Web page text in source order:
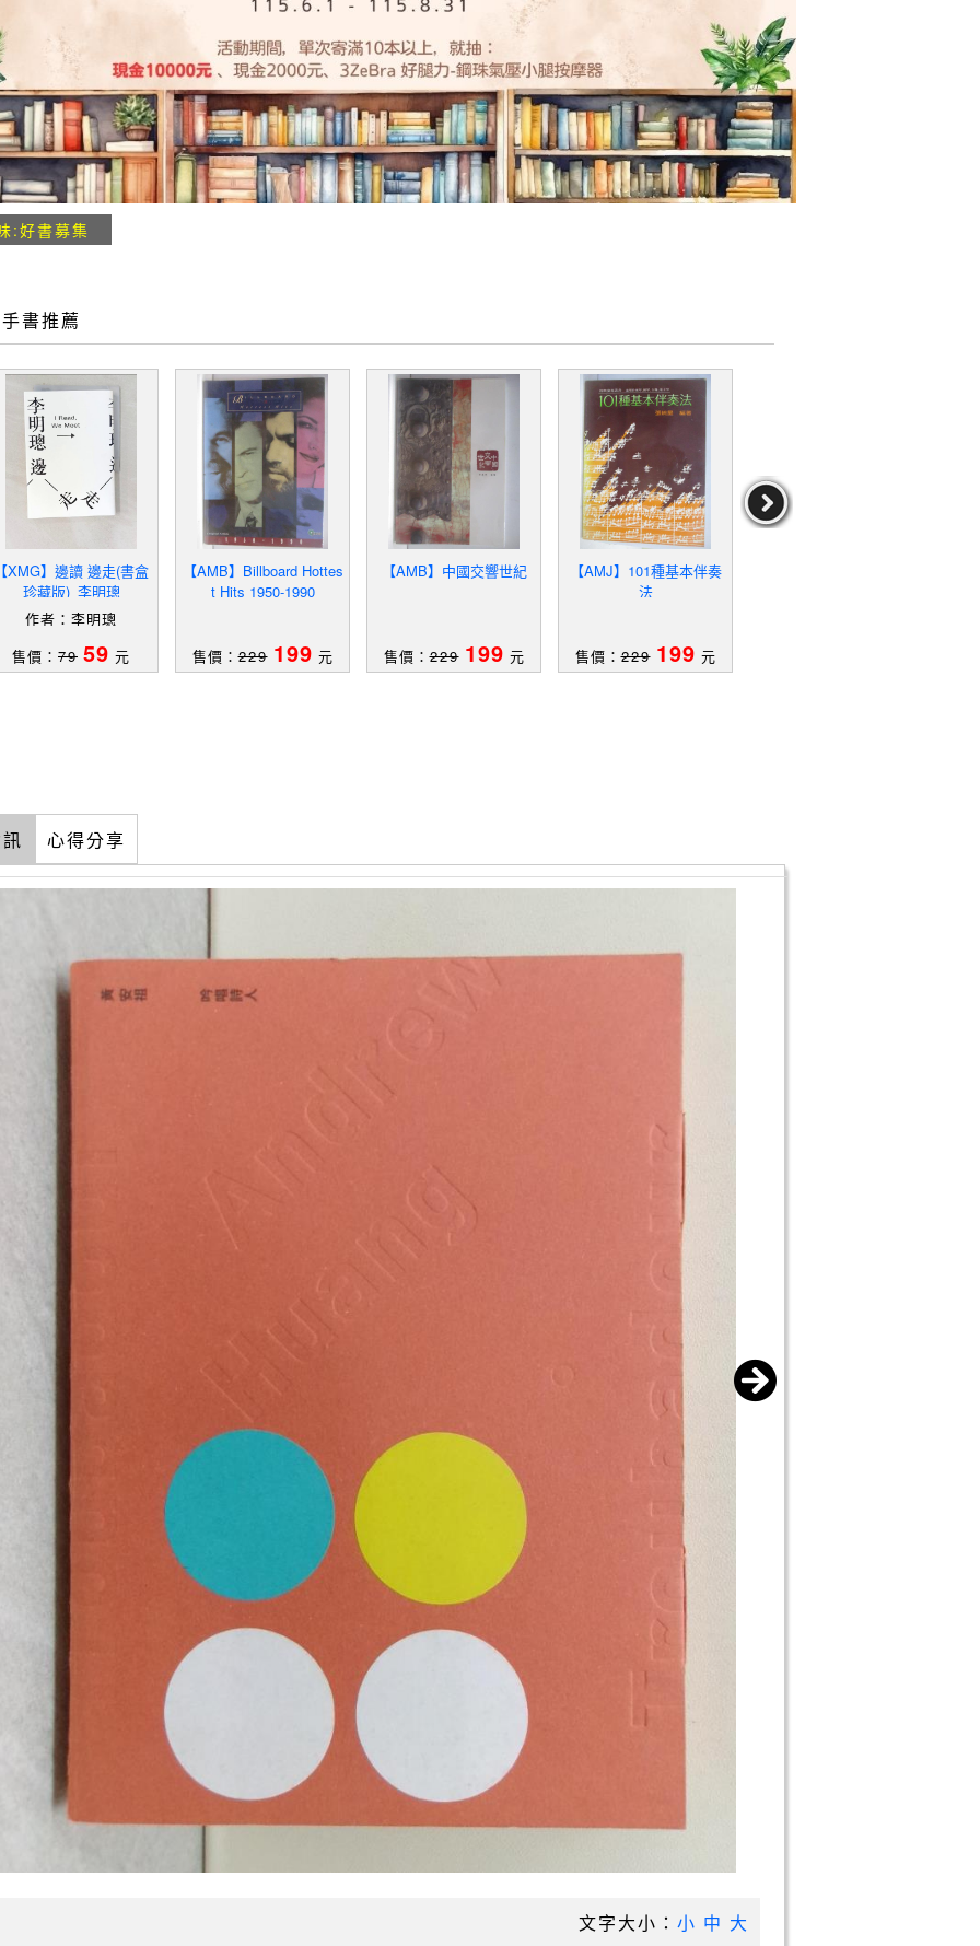
:好書募集
書推薦
XMG】邊讀 邊走(書盒
珍藏版)_李明璁
作者：李明璁
售價： 79 59 元
【AMB】Billboard Hottes
t Hits 1950-1990
售價：229 199 元
【AMB】中國交響世紀
售價：229 199 元
【AMJ】101種基本伴奏
法
售價：229 199 元
心得分享
文字大小： 小 中 大